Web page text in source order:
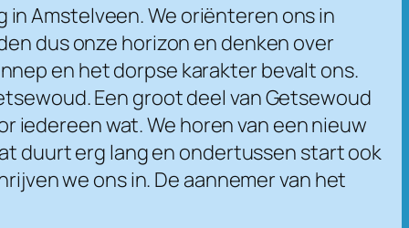
in Amstelveen. We oriënteren ons in
dus onze horizon en denken over
en het dorpse karakter bevalt ons.
Een groot deel van Getsewoud
iedereen wat. We horen van een nieuw
duurt erg lang en ondertussen start ook
we ons in. De aannemer van het